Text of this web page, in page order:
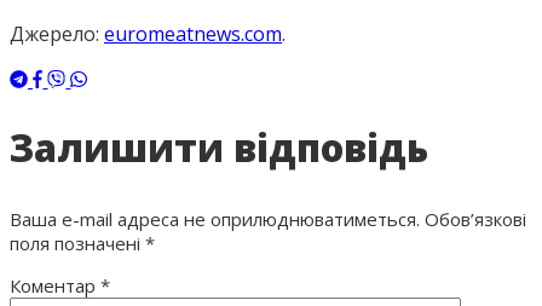
Джерело: euromeatnews.com.
Залишити відповідь
Ваша e-mail адреса не оприлюднюватиметься. Обов’язкові
поля позначені *
Коментар *